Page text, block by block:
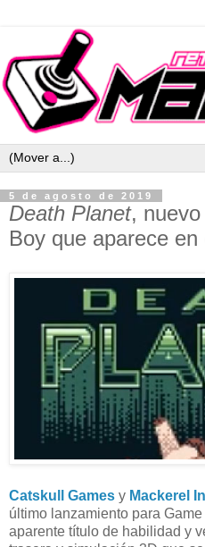
5 de agosto de 2019
Death Planet,
Boy que aparece en
Catskull Games y Mackerel
último lanzamiento para Game
aparente título de habilidad y